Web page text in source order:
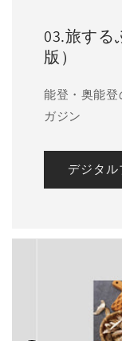
03.旅する
版）
能登・奥能
ガジン
デジタル